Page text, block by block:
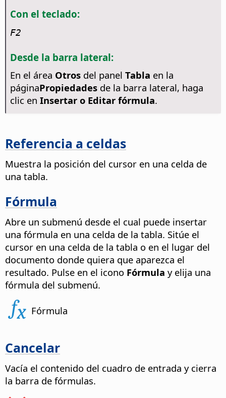
Con el teclado:
F2
Desde la barra lateral:
En el área Otrosdel panel Tabla en la
páginaPropiedadesde la barra lateral, haga
clic en Insertar o Editar fórmula.
Referencia a celdas
Muestra la posición del cursor en una celda de
una tabla.
Fórmula
Abre un submenú desde el cual puede insertar
una fórmula en una celda de la tabla. Sitúe el
cursor en una celda de la tabla o en el lugar del
documento donde quiera que aparezca el
resultado. Pulse en el icono Fórmula y elija una
fórmula del submenú.
Fórmula
Cancelar
Vacía el contenido del cuadro de entrada y cierra
la barra de fórmulas.